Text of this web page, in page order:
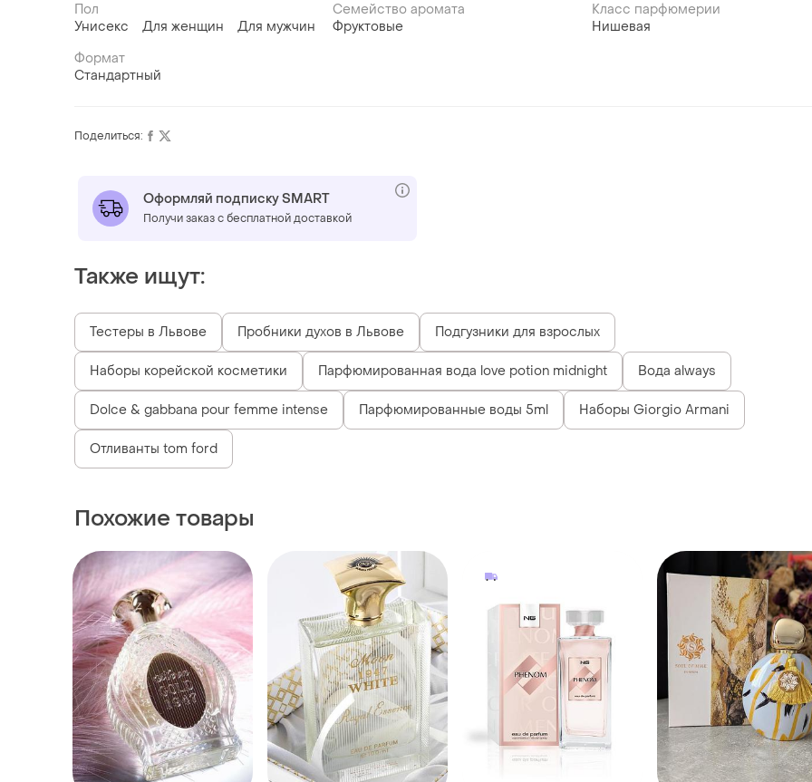
Пол
Унисекс
Для женщин Для мужчин
Семейство аромата
Фруктовые
Класс парфюмерии
Нишевая
Формат
Стандартный
Поделиться:
Оформляй подписку SMART
Получи заказ с бесплатной доставкой
Также ищут:
Тестеры в Львове Пробники духов в Львове Подгузники для взрослых
Наборы корейской косметики Парфюмированная вода love potion midnight Вода always
Dolce & gabbana pour femme intense Парфюмированные воды 5ml Наборы Giorgio Armani
Отливанты tom ford
Похожие товары